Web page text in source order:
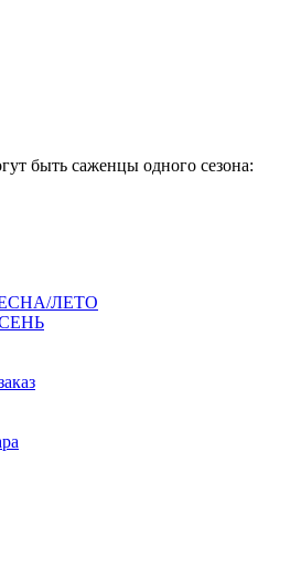
быть саженцы одного сезона:
ЛЕТО